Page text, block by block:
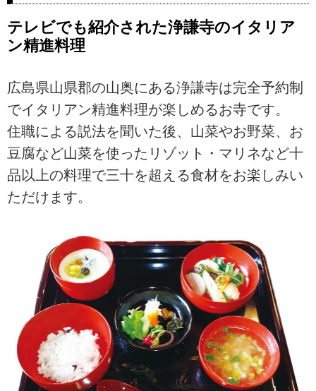
テレビでも紹介された浄謙寺のイタリア
ン精進料理
広島県山県郡の山奥にある浄謙寺は完全予約制
でイタリアン精進料理が楽しめるお寺です。
住職による説法を聞いた後、山菜やお野菜、お
豆腐など山菜を使ったリゾット・マリネなど十
品以上の料理で三十を超える食材をお楽しみい
ただけます。